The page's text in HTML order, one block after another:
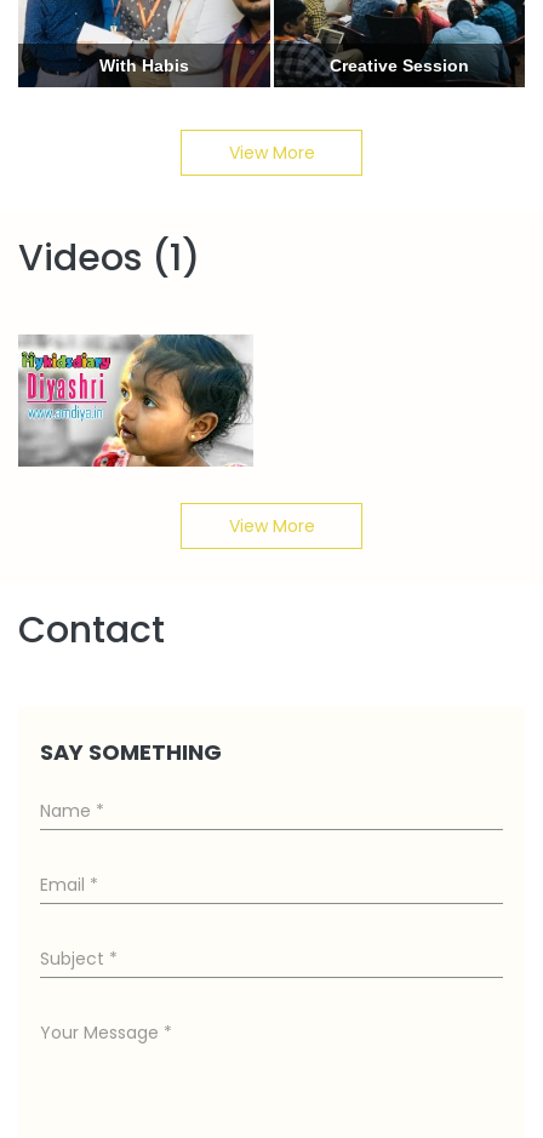
With Habis Creative Session
View More
Videos (1)
View More
Contact
SAY SOMETHING